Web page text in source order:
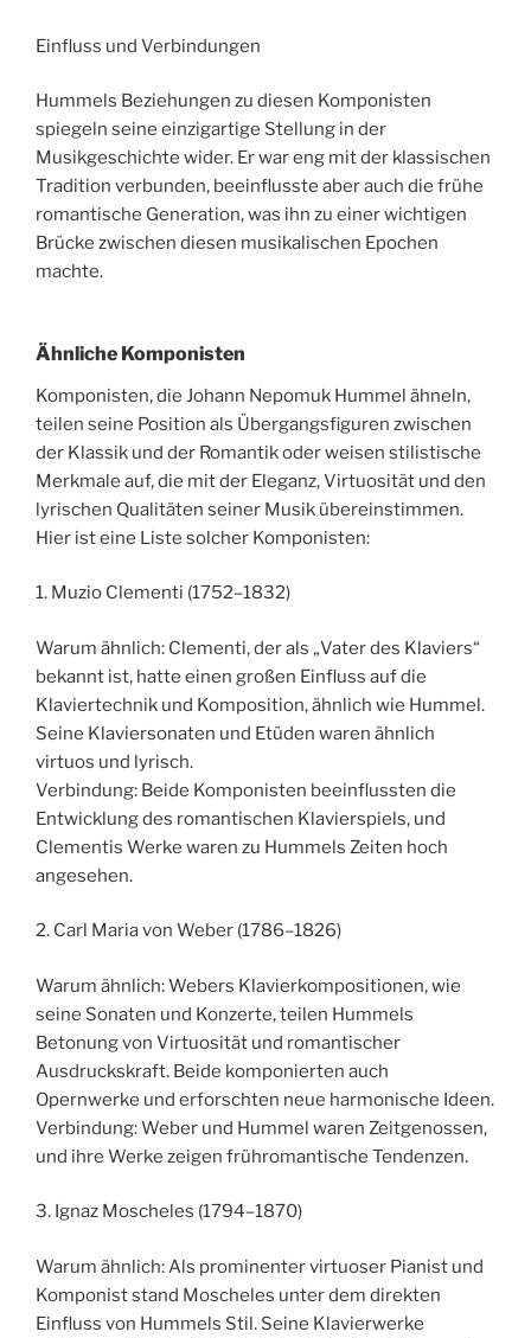
Einfluss und Verbindungen
Hummels Beziehungen zu diesen Komponisten
spiegeln seine einzigartige Stellung in der
Musikgeschichte wider. Er war eng mit der klassischen
Tradition verbunden, beeinflusste aber auch die frühe
romantische Generation, was ihn zu einer wichtigen
Brücke zwischen diesen musikalischen Epochen
machte.
Ähnliche Komponisten
Komponisten, die Johann Nepomuk Hummel ähneln,
teilen seine Position als Übergangsfiguren zwischen
der Klassik und der Romantik oder weisen stilistische
Merkmale auf, die mit der Eleganz, Virtuosität und den
lyrischen Qualitäten seiner Musik übereinstimmen.
Hier ist eine Liste solcher Komponisten:
1. Muzio Clementi (1752–1832)
Warum ähnlich: Clementi, der als „Vater des Klaviers“
bekannt ist, hatte einen großen Einfluss auf die
Klaviertechnik und Komposition, ähnlich wie Hummel.
Seine Klaviersonaten und Etüden waren ähnlich
virtuos und lyrisch.
Verbindung: Beide Komponisten beeinflussten die
Entwicklung des romantischen Klavierspiels, und
Clementis Werke waren zu Hummels Zeiten hoch
angesehen.
2. Carl Maria von Weber (1786–1826)
Warum ähnlich: Webers Klavierkompositionen, wie
seine Sonaten und Konzerte, teilen Hummels
Betonung von Virtuosität und romantischer
Ausdruckskraft. Beide komponierten auch
Opernwerke und erforschten neue harmonische Ideen.
Verbindung: Weber und Hummel waren Zeitgenossen,
und ihre Werke zeigen frühromantische Tendenzen.
3. Ignaz Moscheles (1794–1870)
Warum ähnlich: Als prominenter virtuoser Pianist und
Komponist stand Moscheles unter dem direkten
Einfluss von Hummels Stil. Seine Klavierwerke